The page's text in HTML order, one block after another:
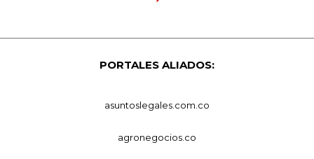
PORTALES ALIADOS:
asuntoslegales.com.co
agronegocios.co